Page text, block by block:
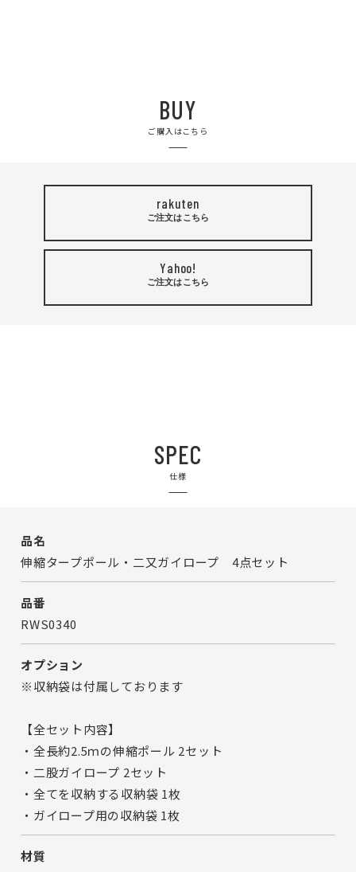
BUY
ご購入はこちら
rakuten
ご注文はこちら
Yahoo!
ご注文はこちら
SPEC
仕様
品名
伸縮タープポール・二又ガイロープ 4点セット
品番
RWS0340
オプション
※収納袋は付属しております
【全セット内容】
・全長約2.5ｍの伸縮ポール 2セット
・二股ガイロープ 2セット
・全てを収納する収納袋 1枚
・ガイロープ用の収納袋 1枚
材質